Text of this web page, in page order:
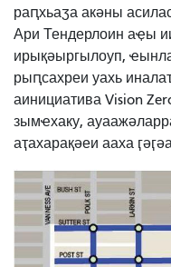
раԥхьаӡа акәны
Ари Тендерлоин аҿы
ирықәыргылоуп,
рыԥсахреи уахь
аинициатива Vision
зымҽхаку,
аҭахарақәеи ааха